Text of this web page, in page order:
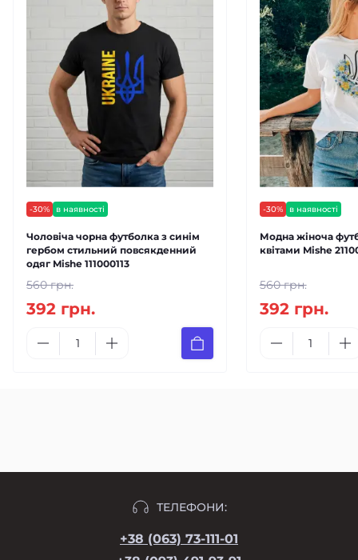
-30% в наявності
Чоловіча чорна футболка з синім
гербом стильний повсякденний
одяг Mishe 111000113
560 грн.
392 грн.
-30% в наявності
Модна жіноча
квітами Mishe
560 грн.
392 грн.
ТЕЛЕФОНИ:
+38 (063) 73-111-01